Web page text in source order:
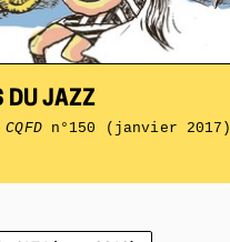
DU JAZZ
CQFDn°150 (janvier 2017)